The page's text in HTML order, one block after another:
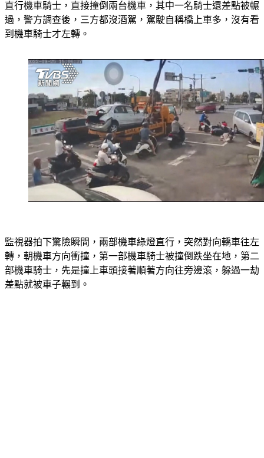
直行機車騎士，直接撞倒兩台機車，其中一名騎士還差點被輾
過，警方調查後，三方都沒酒駕，駕駛自稱橋上車多，沒有看
到機車騎士才左轉。
監視器拍下驚險瞬間，兩部機車綠燈直行，突然對向轎車往左
轉，朝機車方向衝撞，第一部機車騎士被撞倒跌坐在地，第二
部機車騎士，先是撞上車頭接著順著方向往旁邊滾，躲過一劫
差點就被車子輾到。